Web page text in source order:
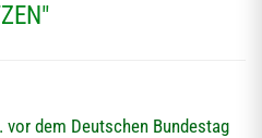
vor dem Deutschen Bundestag